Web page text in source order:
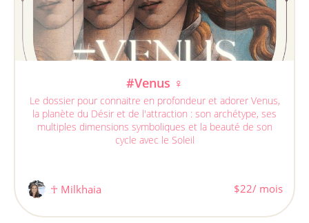
#Venus ♀
Le dossier pour connaitre en profondeur et adorer Venus,
la planète du Désir et de l'attraction : son archétype, ses
multiples dimensions symboliques et la beauté de son
cycle avec le Soleil
☥ Milkhaia $22/ mois